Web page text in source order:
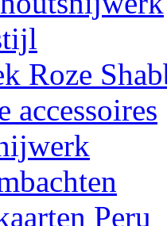
Roze
accessoires
Peru